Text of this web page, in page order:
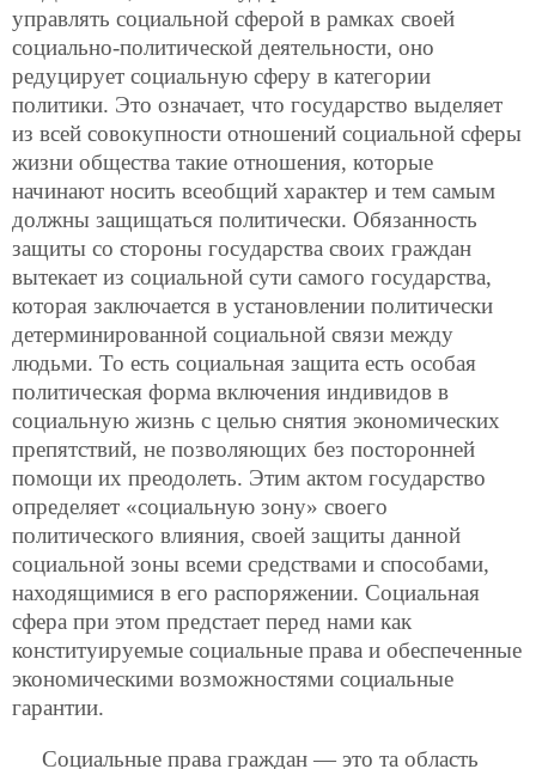
управлять социальной сферой в рамках своей
социально-политической деятельности, оно
редуцирует социальную сферу в категории
политики. Это означает, что государство выделяет
из всей совокупности отношений социальной сферы
жизни общества такие отношения, которые
начинают носить всеобщий характер и тем самым
должны защищаться политически. Обязанность
защиты со стороны государства своих граждан
вытекает из социальной сути самого государства,
которая заключается в установлении политически
детерминированной социальной связи между
людьми. То есть социальная защита есть особая
политическая форма включения индивидов в
социальную жизнь с целью снятия экономических
препятствий, не позволяющих без посторонней
помощи их преодолеть. Этим актом государство
определяет «социальную зону» своего
политического влияния, своей защиты данной
социальной зоны всеми средствами и способами,
находящимися в его распоряжении. Социальная
сфера при этом предстает перед нами как
конституируемые социальные права и обеспеченные
экономическими возможностями социальные
гарантии.
Социальные права граждан — это та область